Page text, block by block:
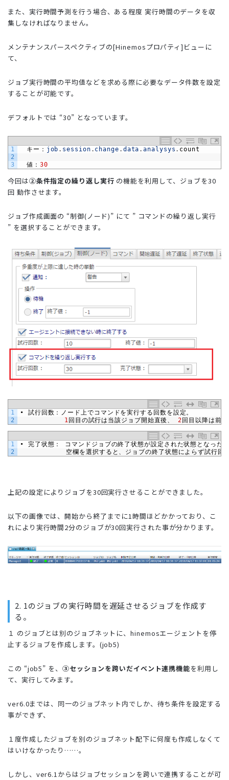
また、実行時間予測を行う場合、ある程度 実行時間のデータを収
集しなければなりません。
メンテナンスパースペクティブの[Hinemosプロパティ]ビューに
て、
ジョブ実行時間の平均値などを求める際に必要なデータ件数を設定
することが可能です。
デフォルトでは “30” となっています。
1
2
3
キー： job . session . change . data .analysys . count
値： 30
今回は②条件指定の繰り返し実行 の機能を利用して、ジョブを30
回 動作させます。
ジョブ作成画面の “制御(ノード)” にて ” コマンドの繰り返し実行
” を選択することができます。
1
2
•
試行回数：ノード上でコマンドを実行する回数を設定。
1 回目の試行は当該ジョブ開始直後、 2 回目以降は前
1
2
• 完了状態：
コマンドジョブの終了状態が設定された状態となった
空欄を選択すると、ジョブの終了状態によらず試行回数
上記の設定によりジョブを30回実行させることができました。
以下の画像では、開始から終了までに1時間ほどかかっており、こ
れにより実行時間2分のジョブが30回実行された事が分かります。
2. 1のジョブの実行時間を遅延させるジョブを作成す
る。
１ のジョブとは別のジョブネットに、hinemosエージェントを停
止するジョブを作成します。(job5)
この “job5” を、 ③セッションを跨いだイベント連携機能を利用し
て、 実行してみます。
ver6.0までは、同一のジョブネット内でしか、待ち条件を設定する
事ができず、
１度作成したジョブを別のジョブネット配下に何度も作成しなくて
はいけなかったり ……。
しかし、ver6.1からはジョブセッションを跨いで連携することが可